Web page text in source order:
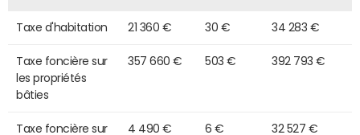
Taxe d'habitation 21 360 € 30 € 34 283 €
Taxe foncière sur
les propriétés
bâties
357 660 € 503 € 392 793 €
Taxe foncière sur 4 490 € 6 € 32 527 €